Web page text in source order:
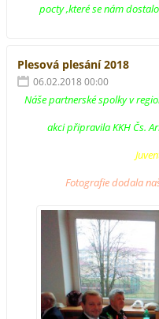
pocty ,které se nám
Plesová plesání 2018
06.02.2018 00:00
Náše partnerské spolky v
akci připravila KKH Čs.
Fotografie dodala